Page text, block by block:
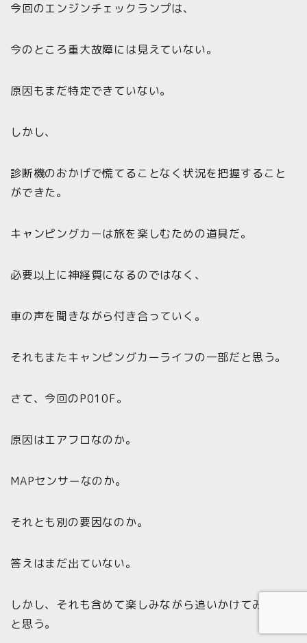
今回のエンジンチェックランプは、
今のところ重大故障には見えていない。
原因もまだ特定できていない。
しかし、
診断機のおかげで慌てることなく状況を把握すること
ができた。
キャンピングカーは旅を楽しむための道具だ。
必要以上に神経質になるのではなく、
車の声を聞きながら付き合っていく。
それもまたキャンピングカーライフの一部だと思う。
さて、今回のP010F。
原因はエアフロなのか。
MAPセンサーなのか。
それとも別の要因なのか。
答えはまだ出ていない。
しかし、それも含めて楽しみながら追いかけてみよう
と思う。